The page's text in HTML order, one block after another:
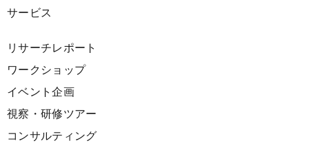
サービス
リサーチレポート
ワークショップ
イベント企画
視察・研修ツアー
コンサルティング